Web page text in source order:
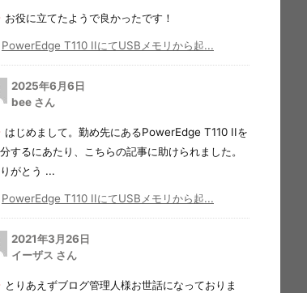
お役に立てたようで良かったです！
PowerEdge T110 IIにてUSBメモリから起...
2025年6月6日
bee さん
はじめまして。勤め先にあるPowerEdge T110 IIを
するにあたり、こちらの記事に助けられました。
がとう ...
PowerEdge T110 IIにてUSBメモリから起...
2021年3月26日
イーザス さん
とりあえずブログ管理人様お世話になっておりま